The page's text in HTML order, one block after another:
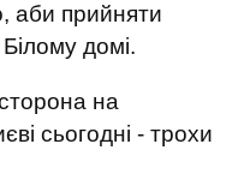
аби прийняти
домі.
на
сьогодні - трохи